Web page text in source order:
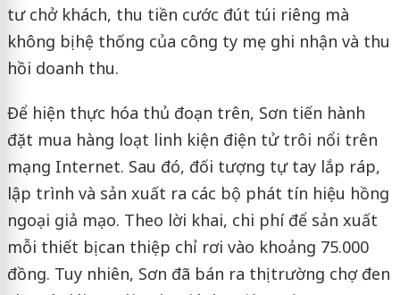
tư chở khách, thu tiền cước đút túi riêng mà
không bị hệ thống của công ty mẹ ghi nhận và thu
hồi doanh thu.
Để hiện thực hóa thủ đoạn trên, Sơn tiến hành
đặt mua hàng loạt linh kiện điện tử trôi nổi trên
mạng Internet. Sau đó, đối tượng tự tay lắp ráp,
lập trình và sản xuất ra các bộ phát tín hiệu hồng
ngoại giả mạo. Theo lời khai, chi phí để sản xuất
mỗi thiết bị can thiệp chỉ rơi vào khoảng 75.000
đồng. Tuy nhiên, Sơn đã bán ra thị trường chợ đen